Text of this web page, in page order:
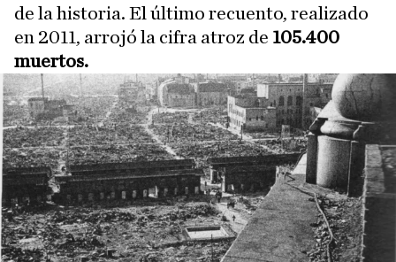
de la historia. El último recuento, realizado
en 2011, arrojó la cifra atroz de 105.400
muertos.